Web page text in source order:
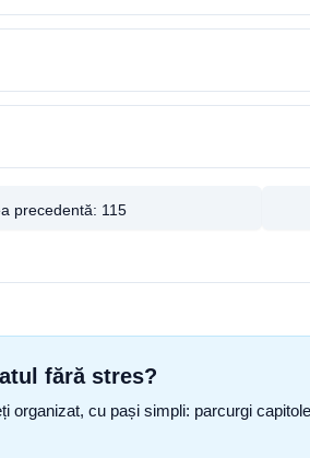
precedentă: 115
fără stres?
organizat, cu pași simpli: parcurgi